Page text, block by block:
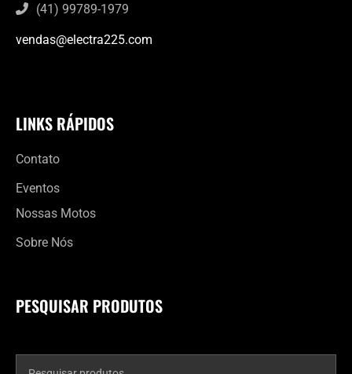
(41) 99789-1979
vendas@electra225.com
LINKS RÁPIDOS
Contato
Eventos
Nossas Motos
Sobre Nós
PESQUISAR PRODUTOS